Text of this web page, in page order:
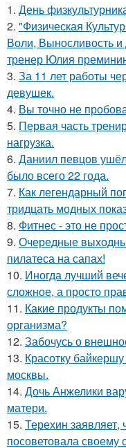
1. День
2. "Физическая
Воли, Выносливость
тренер Юлия
3. За 11 лет работы
девушек.
4. Вы точно не
5. Первая часть
нагрузка.
6. Даниил певцов
было всего 22 года.
7. Как легендарный
тридцать модных
8. Фитнес - это не
9. Очередные
пилатеса на сапах!
10. Иногда лучший
сложное, а просто
11. Какие продукты
организма?
12. Забочусь о
13. Красотку
москвы.
14. Дочь Анжелики
матери.
15. Терехин заявляет,
посоветовала своему